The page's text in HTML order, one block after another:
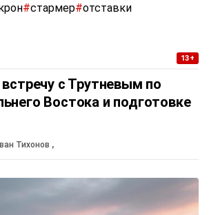
#стармер#отставки
13+
с Трутневым по
Востока и подготовке
Тихонов ,